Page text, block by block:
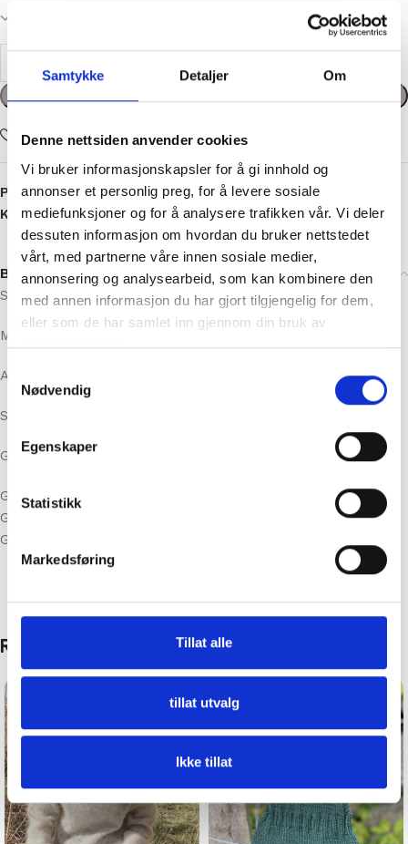
Samtykke Detaljer Om
Denne nettsiden anvender cookies
Vi bruker informasjonskapsler for å gi innhold og
annonser et personlig preg, for å levere sosiale
mediefunksjoner og for å analysere trafikken vår. Vi deler
dessuten informasjon om hvordan du bruker nettstedet
vårt, med partnerne våre innen sosiale medier,
annonsering og analysearbeid, som kan kombinere den
med annen informasjon du har gjort tilgjengelig for dem,
eller som de har samlet inn gjennom din bruk av
tjenestene deres.
Samtykkevalg
Nødvendig
Egenskaper
Statistikk
Markedsføring
Tillat alle
tillat utvalg
Ikke tillat
kr0,00
Add to wishlist
Produktnummer:
977
Kategorier:
Oppskrifter Oppskrifter Barn
Beskrivelse
Størrelse: 1/3 (6/9) 12/18 mnd
Mål: 56/62 (68/74) 80/86 cm
Anbefalt pinne: Rundpinne 3 mm og 3.5 mm (40 cm)
Strikkefasthet: 22 m per 10 cm glattstrikk på pinne 3.5 mm
Garn: Drops Cotton Merino
Grønn 3 meter
Relaterte produkter